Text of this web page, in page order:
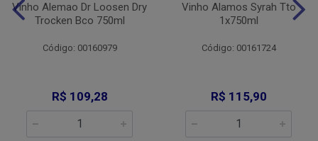
Vinho Alemao Dr Loosen Dry
Trocken Bco 750ml
Código: 00160979
R$ 109,28
Vinho Alamos Syrah Tto
1x750ml
Código: 00161724
R$ 115,90